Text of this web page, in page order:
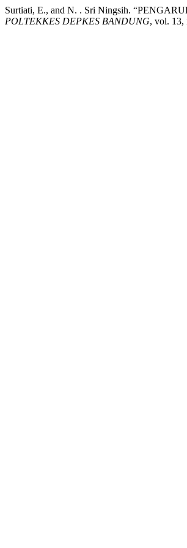
Surtiati, E., and N. . Sri Ningsih.
POLTEKKES DEPKES BANDUNG, vol. 13,